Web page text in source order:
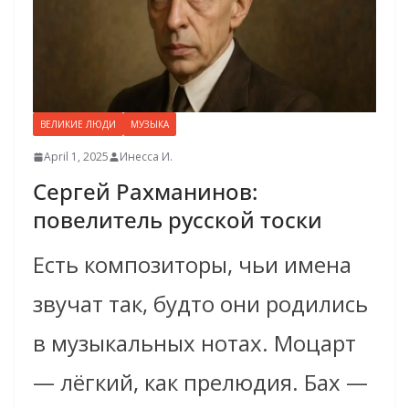
ВЕЛИКИЕ ЛЮДИ МУЗЫКА
April 1, 2025 Инесса И.
Сергей Рахманинов:
повелитель русской тоски
Есть композиторы, чьи имена
звучат так, будто они родились
в музыкальных нотах. Моцарт
— лёгкий, как прелюдия. Бах —